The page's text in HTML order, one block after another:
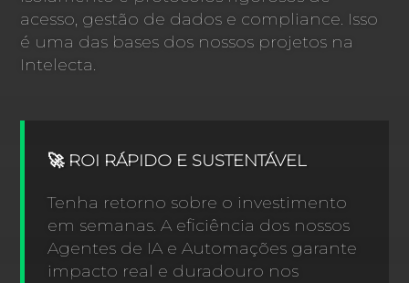
acesso, gestão de dados e compliance. Isso
é uma das bases dos nossos projetos na
Intelecta.
🚀 ROI RÁPIDO E SUSTENTÁVEL
Tenha retorno sobre o investimento
em semanas. A eficiência dos nossos
Agentes de IA e Automações garante
impacto real e duradouro nos